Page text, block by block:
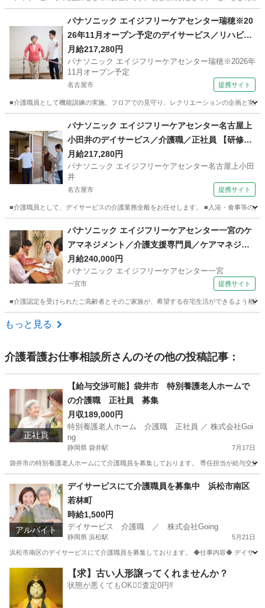
パナソニック エイジフリーケアセンター瑞穂※20
26年11月オープン予定のデイサービス／リハビリ
特化型／介護職／正社員 【産休・育休取得実績あ
り】
月給217,280円
パナソニック エイジフリーケアセンター瑞穂※2026年
11月オープン予定
名古屋市 提携サイト
■介護職員として機能訓練の実施、フロアでの見守り、レクリエーションの企画と実
ホームヘルパー
パナソニック エイジフリーケアセンター名古屋上
小田井のデイサービス／介護職／正社員 【研修制
度あり】
月給217,280円
パナソニック エイジフリーケアセンター名古屋上小田
井
名古屋市 提携サイト
■介護職員として、デイサービスの介護業務全般をお任せします。 ■入浴・食事等の
ホームヘルパー
パナソニック エイジフリーケアセンター一宮のケ
アマネジメント／介護支援専門員／ケアマネジャ
ー／正社員／日勤 【昇給あり】
月給240,000円
パナソニック エイジフリーケアセンター一宮
一宮市 提携サイト
■介護認定を受けられたご高齢者とそのご家族が、希望する在宅生活ができるよう相
愛知 一宮市
もっと見る
介護看護お仕事相談所さんのその他の投稿記事：
正社員
【給与交渉可能】袋井市 特別養護老人ホームで
の介護職 正社員 募集
月収189,000円
特別養護老人ホーム 介護職 正社員 ／ 株式会社Goi
ng
静岡県 袋井駅 7月17日
袋井市の特別養護老人ホームにて介護職員を募集しております。 専任担当が給与交
袋井駅 介護士 業務
アルバイト
デイサービスにて介護職員を募集中 浜松市南区
若林町
時給1,500円
デイサービス 介護職 ／ 株式会社Going
静岡県 浜松駅 5月21日
浜松市南区のデイサービスにて介護職員を募集しております。 ◆仕事内容◆ デイサー
浜松駅 介護 介助
【求】古い人形譲ってくれませんか？
状態が悪くてもOK🙆‍♀️査定0円‼️